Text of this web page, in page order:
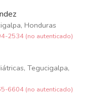
Honduras
2534 (no autenticado)
Tegucigalpa,
6604 (no autenticado)